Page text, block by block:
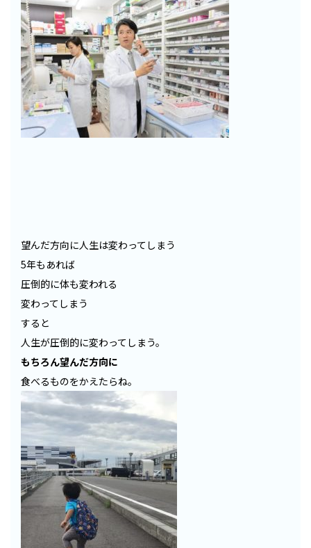
望んだ方向に人生は変わってしまう
5年もあれば
圧倒的に体も変われる
変わってしまう
すると
人生が圧倒的に変わってしまう。
もちろん望んだ方向に
食べるものをかえたらね。